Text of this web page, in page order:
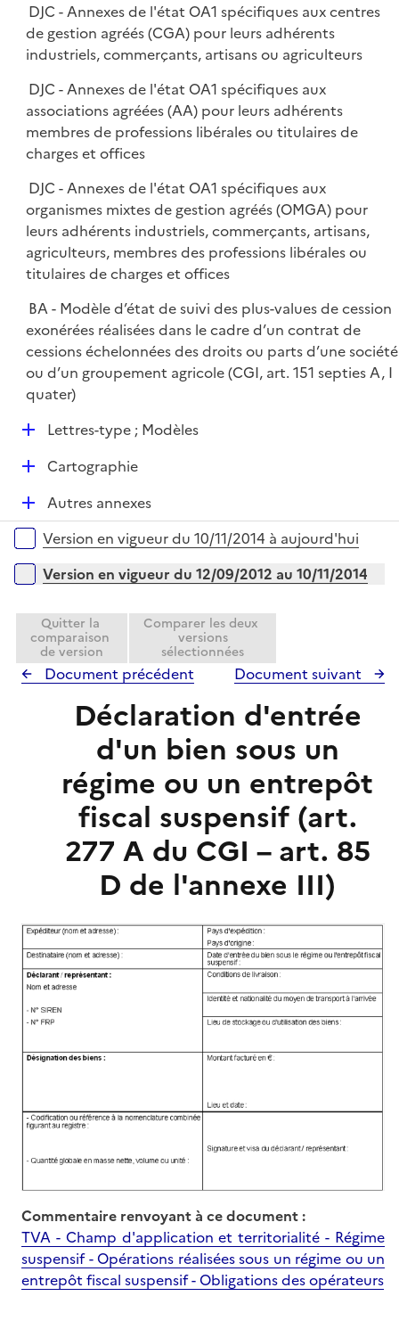
DJC - Annexes de l'état OA1 spécifiques aux centres
de gestion agréés (CGA) pour leurs adhérents
industriels, commerçants, artisans ou agriculteurs
DJC - Annexes de l'état OA1 spécifiques aux
associations agréées (AA) pour leurs adhérents
membres de professions libérales ou titulaires de
charges et offices
DJC - Annexes de l'état OA1 spécifiques aux
organismes mixtes de gestion agréés (OMGA) pour
leurs adhérents industriels, commerçants, artisans,
agriculteurs, membres des professions libérales ou
titulaires de charges et offices
BA - Modèle d’état de suivi des plus-values de cession
exonérées réalisées dans le cadre d’un contrat de
cessions échelonnées des droits ou parts d’une société
ou d’un groupement agricole (CGI, art. 151 septies A, I
quater)
D
e
Lettres-type ; Modèles
D
p
e
Cartographie
D
é
p
e
r
Autres annexes
Versions sur la période
Version en vigueur du 10/11/2014 à aujourd'hui
Version en vigueur du 12/09/2012 au 10/11/2014
Quitter la
comparaison
de version
Comparer les deux
versions
sélectionnées
Document précédent Document suivant
Déclaration d'entrée
d'un bien sous un
régime ou un entrepôt
fiscal suspensif (art.
277 A du CGI – art. 85
D de l'annexe III)
Commentaire renvoyant à ce document :
TVA - Champ d'application et territorialité - Régime
suspensif - Opérations réalisées sous un régime ou un
entrepôt fiscal suspensif - Obligations des opérateurs